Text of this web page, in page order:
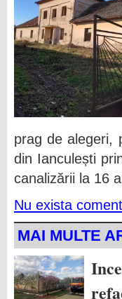
prag de alegeri,
din Ianculești
canalizării la 16
Nu exista
MAI MULTE